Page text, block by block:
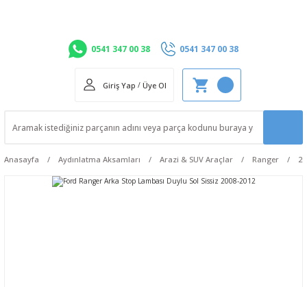
0541 347 00 38 0541 347 00 38
Giriş Yap / Üye Ol
Anasayfa Aydınlatma Aksamları Arazi & SUV Araçlar Ranger